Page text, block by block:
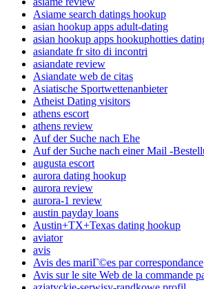
Asiame search datings hookup
asian hookup apps adult-dating
asian hookup apps hookuphotties
asiandate fr sito di incontri
asiandate review
Asiandate web de citas
Asiatische Sportwettenanbieter
Atheist Dating visitors
athens escort
athens review
Auf der Suche nach Ehe
Auf der Suche nach einer Mail -
augusta escort
aurora dating hookup
aurora review
aurora-1 review
austin payday loans
Austin+TX+Texas dating hookup
aviator
avis
Avis des mariГ©es par correspondance
Avis sur le site Web de la commande